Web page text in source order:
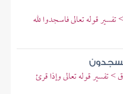
قوله تعالى فاسجدوا لله
يسجدون
> تفسير قوله تعالى وإذا قرئ